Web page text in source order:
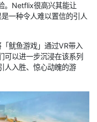
。Netflix很高兴其能让
一种令人难以置信的引人
鱿鱼游戏」通过VR带入
可以进一步沉浸在该系列
人入胜、惊心动魄的游